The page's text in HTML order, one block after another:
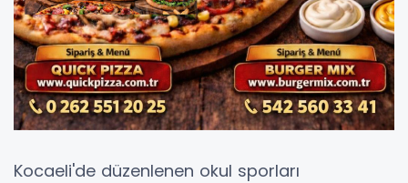
Kocaeli'de düzenlenen okul sporları